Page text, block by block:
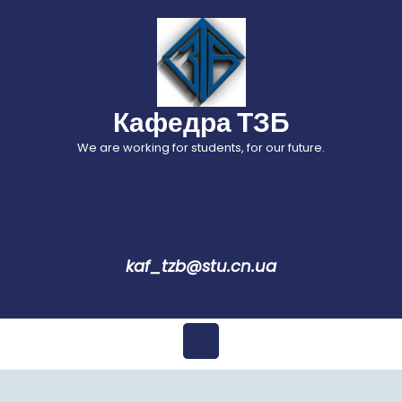
Кафедра ТЗБ
We are working for students, for our future.
kaf_tzb@stu.cn.ua
Відкрити